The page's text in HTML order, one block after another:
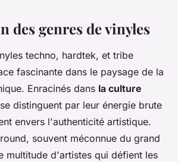
des genres de vinyles
techno, hardtek, et tribe
fascinante dans le paysage de la
Enracinés dans la culture
distinguent par leur énergie brute
envers l'authenticité artistique.
souvent méconnue du grand
multitude d'artistes qui défient les